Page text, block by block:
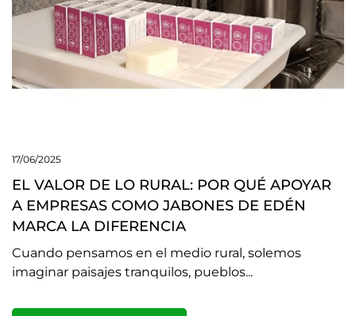
17/06/2025
EL VALOR DE LO RURAL: POR QUÉ APOYAR
A EMPRESAS COMO JABONES DE EDÉN
MARCA LA DIFERENCIA
Cuando pensamos en el medio rural, solemos
imaginar paisajes tranquilos, pueblos...